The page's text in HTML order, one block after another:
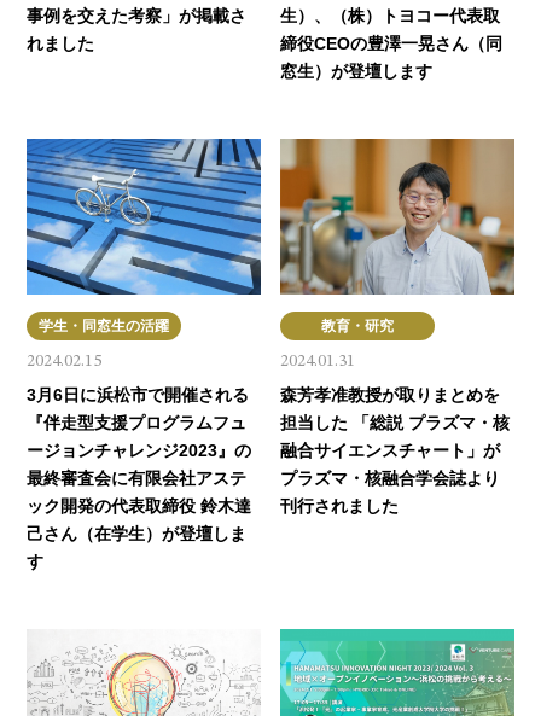
事例を交えた考察」が掲載さ
れました
生）、（株）トヨコー代表取
締役CEOの豊澤一晃さん（同
窓生）が登壇します
学生・同窓生の活躍
2024.02.15
3月6日に浜松市で開催される
『伴走型支援プログラムフュ
ージョンチャレンジ2023』の
最終審査会に有限会社アステ
ック開発の代表取締役 鈴木達
己さん（在学生）が登壇しま
す
教育・研究
2024.01.31
森芳孝准教授が取りまとめを
担当した 「総説 プラズマ・核
融合サイエンスチャート」が
プラズマ・核融合学会誌より
刊行されました